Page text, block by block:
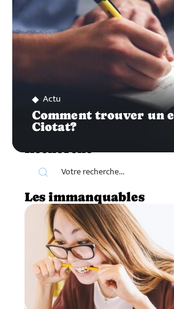
Actu
Comment trouver un
Ciotat?
Recherche
Les immanquables